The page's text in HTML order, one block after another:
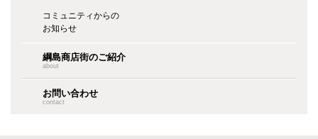
コミュニティからの
お知らせ
綱島商店街のご紹介
about
お問い合わせ
contact